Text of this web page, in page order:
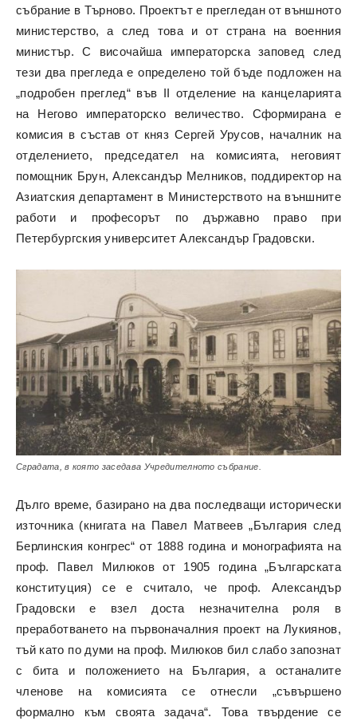
събрание в Търново. Проектът е прегледан от външното
министерство, а след това и от страна на военния
министър. С височайша императорска заповед след
тези два прегледа е определено той бъде подложен на
„подробен преглед“ във II отделение на канцеларията
на Негово императорско величество. Сформирана е
комисия в състав от княз Сергей Урусов, началник на
отделението, председател на комисията, неговият
помощник Брун, Александър Мелников, поддиректор на
Азиатския департамент в Министерството на външните
работи и професорът по държавно право при
Петербургския университет Александър Градовски.
Сградата, в която заседава Учредителното събрание.
Дълго време, базирано на два последващи исторически
източника (книгата на Павел Матвеев „България след
Берлинския конгрес“ от 1888 година и монографията на
проф. Павел Милюков от 1905 година „Българската
конституция) се е считало, че проф. Александър
Градовски е взел доста незначителна роля в
преработването на първоначалния проект на Лукиянов,
тъй като по думи на проф. Милюков бил слабо запознат
с бита и положението на България, а останалите
членове на комисията се отнесли „съвършено
формално към своята задача“. Това твърдение се